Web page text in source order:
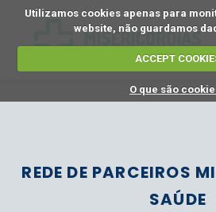
Utilizamos cookies apenas para
website, não guardamos
ACCEPT
O que são
REDE DE PARCEIROS
SAÚDE